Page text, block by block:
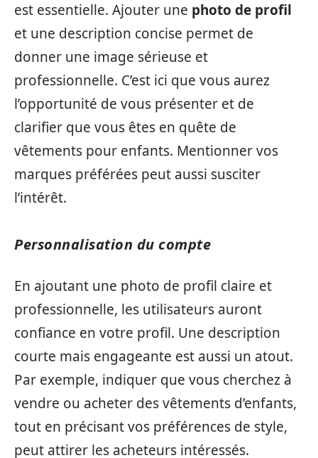
est essentielle. Ajouter une photo de profil
et une description concise permet de
donner une image sérieuse et
professionnelle. C’est ici que vous aurez
l’opportunité de vous présenter et de
clarifier que vous êtes en quête de
vêtements pour enfants. Mentionner vos
marques préférées peut aussi susciter
l’intérêt.
Personnalisation du compte
En ajoutant une photo de profil claire et
professionnelle, les utilisateurs auront
confiance en votre profil. Une description
courte mais engageante est aussi un atout.
Par exemple, indiquer que vous cherchez à
vendre ou acheter des vêtements d’enfants,
tout en précisant vos préférences de style,
peut attirer les acheteurs intéressés.